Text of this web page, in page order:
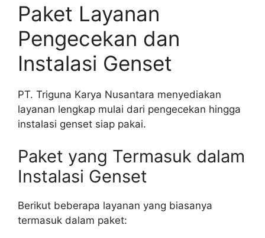
Paket Layanan
Pengecekan dan
Instalasi Genset
PT. Triguna Karya Nusantara menyediakan
layanan lengkap mulai dari pengecekan hingga
instalasi genset siap pakai.
Paket yang Termasuk dalam
Instalasi Genset
Berikut beberapa layanan yang biasanya
termasuk dalam paket: